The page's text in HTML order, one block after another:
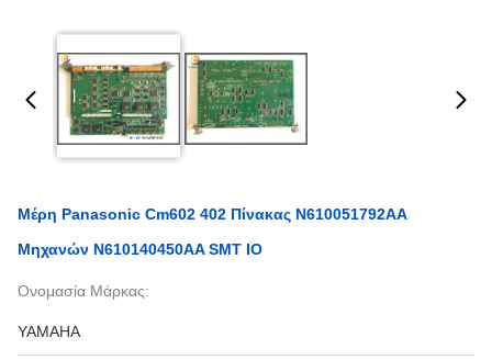
Μέρη Panasonic Cm602 402 Πίνακας N610051792AA
Μηχανών N610140450AA SMT IO
Ονομασία Μάρκας:
YAMAHA